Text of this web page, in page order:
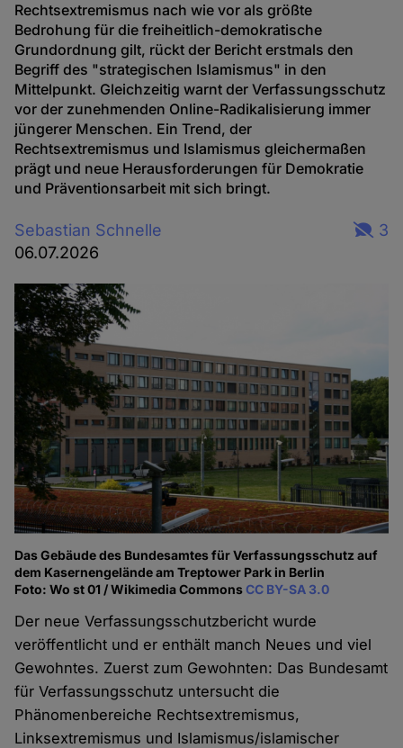
Rechtsextremismus nach wie vor als größte
Bedrohung für die freiheitlich-demokratische
Grundordnung gilt, rückt der Bericht erstmals den
Begriff des "strategischen Islamismus" in den
Mittelpunkt. Gleichzeitig warnt der Verfassungsschutz
vor der zunehmenden Online-Radikalisierung immer
jüngerer Menschen. Ein Trend, der
Rechtsextremismus und Islamismus gleichermaßen
prägt und neue Herausforderungen für Demokratie
und Präventionsarbeit mit sich bringt.
Sebastian Schnelle
06.07.2026
3
Das Gebäude des Bundesamtes für Verfassungsschutz auf
dem Kasernengelände am Treptower Park in Berlin
Foto: Wo st 01 / Wikimedia CommonsCC BY-SA 3.0
Der neue Verfassungsschutzbericht wurde
veröffentlicht und er enthält manch Neues und viel
Gewohntes. Zuerst zum Gewohnten: Das Bundesamt
für Verfassungsschutz untersucht die
Phänomenbereiche Rechtsextremismus,
Linksextremismus und Islamismus/islamischer